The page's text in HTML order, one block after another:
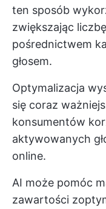
ten sposób
zwiększając
pośrednictwem
głosem.
Optymalizacja
się coraz
konsumentów
aktywowanych
online.
AI może pomóc
zawartości